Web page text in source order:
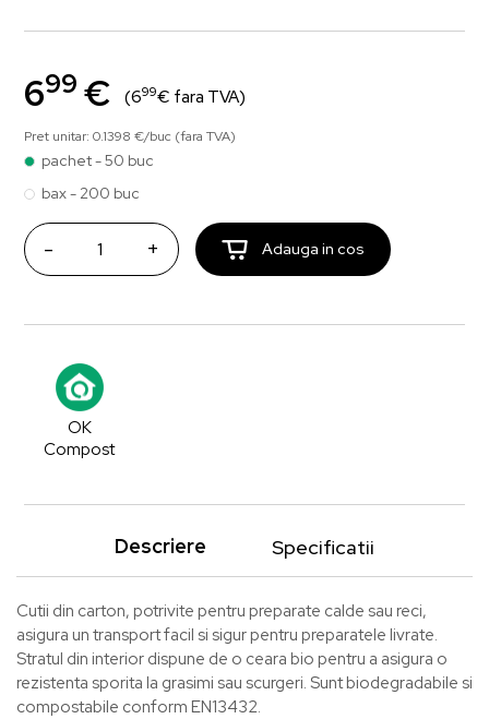
699 € (699€ fara TVA)
Pret unitar: 0.1398 €/buc (fara TVA)
pachet - 50 buc
bax - 200 buc
- + Adauga in cos
OK
Compost
Descriere Specificatii
Cutii din carton, potrivite pentru preparate calde sau reci,
asigura un transport facil si sigur pentru preparatele livrate.
Stratul din interior dispune de o ceara bio pentru a asigura o
rezistenta sporita la grasimi sau scurgeri. Sunt biodegradabile si
compostabile conform EN13432.